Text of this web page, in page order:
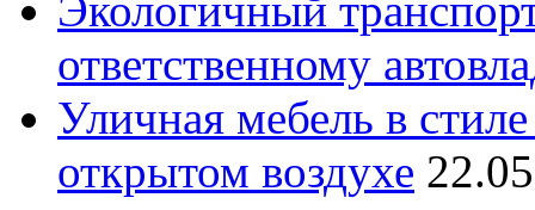
Экологичный
ответственному
Уличная мебель в
открытом воздухе